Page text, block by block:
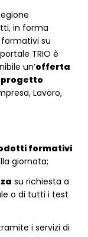
in forma
su
TRIO è
un’offerta
Lavoro,
formativi
giornata;
su richiesta a
o di tutti i test
i servizi di